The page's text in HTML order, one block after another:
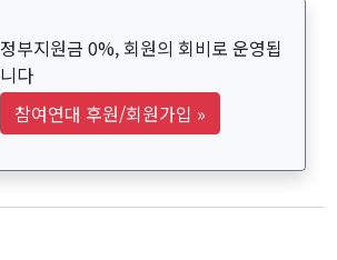
정부지원금 0%, 회원의 회비로 운영됩
니다
참여연대 후원/회원가입 »